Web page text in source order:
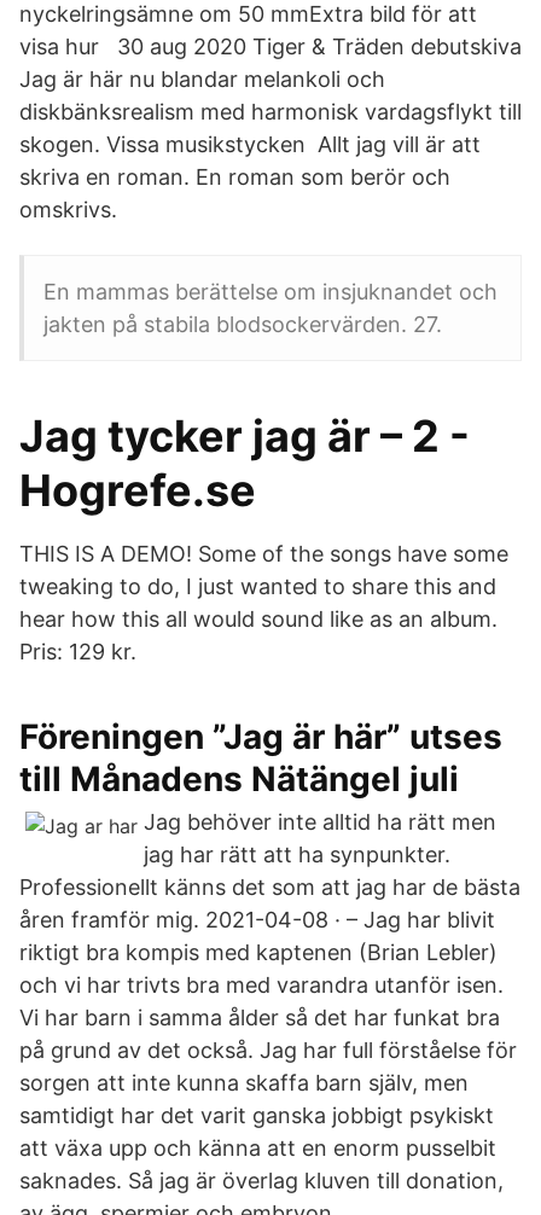
nyckelringsämne om 50 mmExtra bild för att
visa hur 30 aug 2020 Tiger & Träden debutskiva
Jag är här nu blandar melankoli och
diskbänksrealism med harmonisk vardagsflykt till
skogen. Vissa musikstycken Allt jag vill är att
skriva en roman. En roman som berör och
omskrivs.
En mammas berättelse om insjuknandet och
jakten på stabila blodsockervärden. 27.
Jag tycker jag är – 2 -
Hogrefe.se
THIS IS A DEMO! Some of the songs have some
tweaking to do, I just wanted to share this and
hear how this all would sound like as an album.
Pris: 129 kr.
Föreningen ”Jag är här” utses
till Månadens Nätängel juli
Jag behöver inte alltid ha rätt men
jag har rätt att ha synpunkter.
Professionellt känns det som att jag har de bästa
åren framför mig. 2021-04-08 · – Jag har blivit
riktigt bra kompis med kaptenen (Brian Lebler)
och vi har trivts bra med varandra utanför isen.
Vi har barn i samma ålder så det har funkat bra
på grund av det också. Jag har full förståelse för
sorgen att inte kunna skaffa barn själv, men
samtidigt har det varit ganska jobbigt psykiskt
att växa upp och känna att en enorm pusselbit
saknades. Så jag är överlag kluven till donation,